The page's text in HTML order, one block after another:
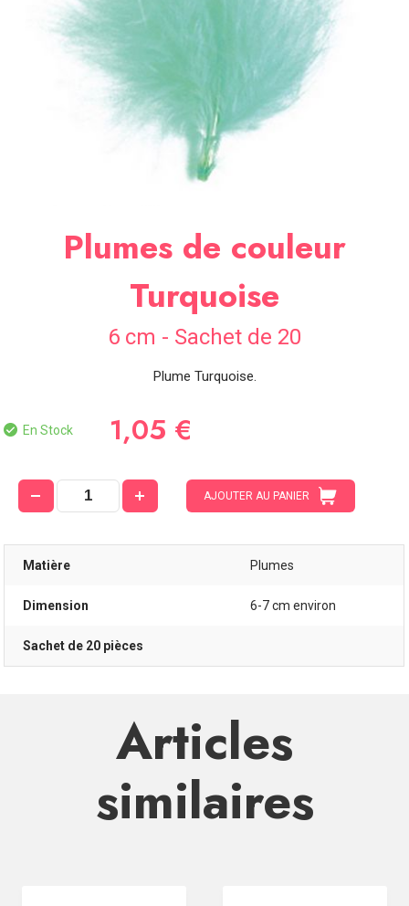
OCCASIONS
SPÉCIALES
Plumes de couleur
Turquoise
6 cm - Sachet de 20
Plume Turquoise.
En Stock 1,05 €
AJOUTER AU PANIER
Matière Plumes
Dimension 6-7 cm environ
Sachet de 20 pièces
Articles
similaires